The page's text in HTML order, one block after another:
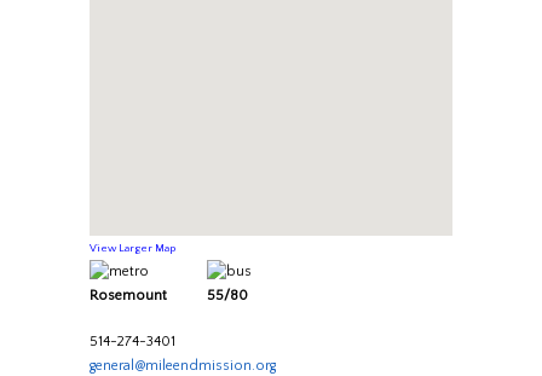
View Larger Map
Rosemount 55/80
514-274-3401
general@mileendmission.org